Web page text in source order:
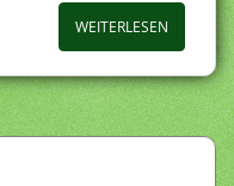
WEITERLESEN